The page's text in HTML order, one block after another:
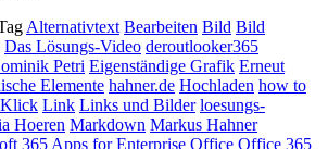
Alternativtext Bearbeiten Bild Bild
Das Lösungs-Video deroutlooker365
Petri Eigenständige Grafik Erneut
Elemente hahner.de Hochladen how to
Klick Link Links und Bilder loesungs-
Hoeren Markdown Markus Hahner
365 Apps for Enterprise Office Office 365